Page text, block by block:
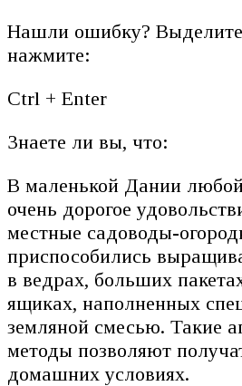
Нашли ошибку?
нажмите:
Ctrl + Enter
Знаете ли вы, что:
В маленькой Дании
очень дорогое
местные садоводы-
приспособились
в ведрах, больших
ящиках, наполненных
земляной смесью. Такие
методы позволяют
домашних условиях.